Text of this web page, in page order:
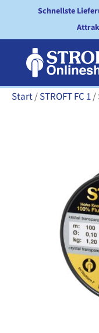
Schnellste
Start/STROFT FC 1/